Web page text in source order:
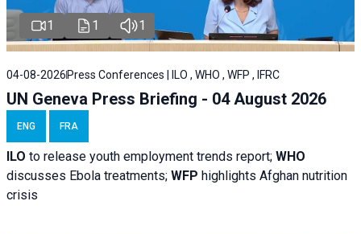
1 1 1
04-08-2026 Press Conferences | ILO , WHO , WFP , IFRC
UN Geneva Press Briefing - 04 August 2026
ENG FRA
ILO to release youth employment trends report; WHO
discusses Ebola treatments; WFP highlights Afghan nutrition
crisis